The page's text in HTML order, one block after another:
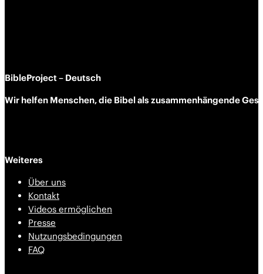
BibleProject – Deutsch
Wir helfen Menschen, die Bibel als zusammen­hängende
Weiteres
Über uns
Kontakt
Videos ermöglichen
Presse
Nutzungsbedingungen
FAQ